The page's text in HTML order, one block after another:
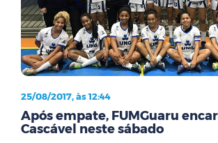
25/08/2017, às 12:44
Após empate, FUMGuaru
Cascável neste sábado